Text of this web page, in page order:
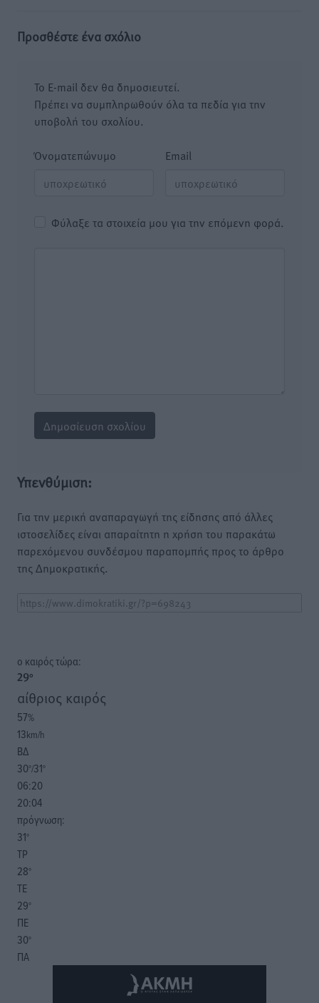
Προσθέστε ένα σχόλιο
Το E-mail δεν θα δημοσιευτεί.
Πρέπει να συμπληρωθούν όλα τα πεδία για την
υποβολή του σχολίου.
Όνοματεπώνυμο Email
Φύλαξε τα στοιχεία μου για την επόμενη φορά.
Υπενθύμιση:
Για την μερική αναπαραγωγή της είδησης από άλλες
ιστοσελίδες είναι απαραίτητη η χρήση του παρακάτω
παρεχόμενου συνδέσμου παραπομπής προς το άρθρο
της Δημοκρατικής.
o καιρός τώρα:
29°
αίθριος καιρός
57%
13km/h
ΒΔ
30°/31°
06:20
20:04
πρόγνωση:
31°
ΤΡ
28°
ΤΕ
29°
ΠΕ
30°
ΠΑ